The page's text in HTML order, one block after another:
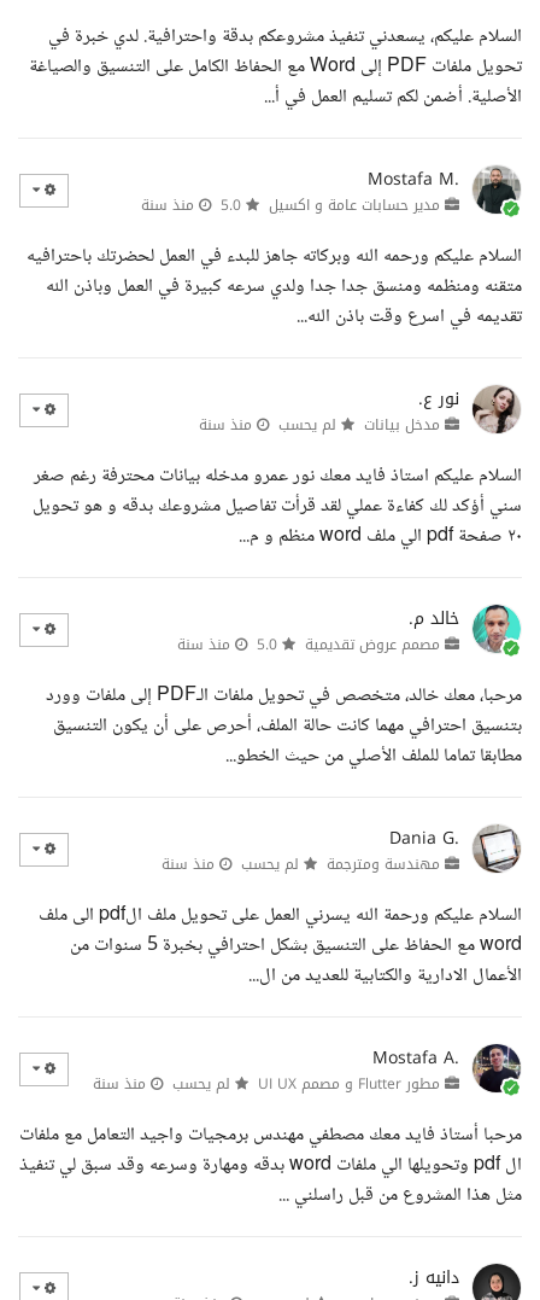
السلام عليكم، يسعدني تنفيذ مشروعكم بدقة واحترافية. لدي خبرة في
تحويل ملفات PDF إلى Word مع الحفاظ الكامل على التنسيق والصياغة
الأصلية. أضمن لكم تسليم العمل في أ...
Mostafa M.
مدير حسابات عامة و اكسيل منذ سنة
السلام عليكم ورحمه الله وبركاته جاهز للبدء في العمل لحضرتك باحترافيه
متقنه ومنظمه ومنسق جدا جدا ولدي سرعه كبيرة في العمل وباذن الله
تقديمه في اسرع وقت باذن الله...
نور ع.
مدخل بيانات لم يحسب منذ سنة
السلام عليكم استاذ فايد معك نور عمرو مدخله بيانات محترفة رغم صغر
سني أؤكد لك كفاءة عملي لقد قرأت تفاصيل مشروعك بدقه و هو تحويل
٢٠ صفحة pdf الي ملف word منظم و م...
خالد م.
مصمم عروض تقديمية منذ سنة
مرحبا، معك خالد، متخصص في تحويل ملفات الـPDF إلى ملفات وورد
بتنسيق احترافي مهما كانت حالة الملف، أحرص على أن يكون التنسيق
مطابقا تماما للملف الأصلي من حيث الخطو...
Dania G.
مهندسة ومترجمة لم يحسب منذ سنة
السلام عليكم ورحمة الله يسرني العمل على تحويل ملف الpdf الى ملف
word مع الحفاظ على التنسيق بشكل احترافي بخبرة 5 سنوات من
الأعمال الادارية والكتابية للعديد من ال...
Mostafa A.
مطور Flutter و مصمم UI UX لم يحسب منذ سنة
مرحبا أستاذ فايد معك مصطفي مهندس برمجيات واجيد التعامل مع ملفات
ال pdf وتحويلها الي ملفات word بدقه ومهارة وسرعه وقد سبق لي تنفيذ
مثل هذا المشروع من قبل راسلني ...
دانيه ز.